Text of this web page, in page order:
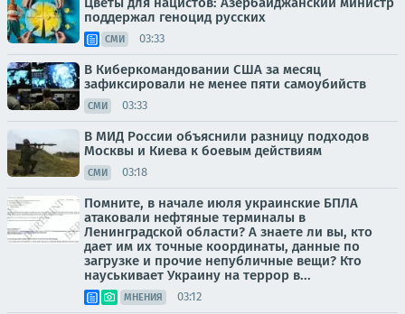
поддержал геноцид русских
СМИ 03:33
В Киберкомандовании США за месяц
зафиксировали не менее пяти самоубийств
СМИ 03:33
В МИД России объяснили разницу подходов
Москвы и Киева к боевым действиям
СМИ 03:18
Помните, в начале июля украинские БПЛА
атаковали нефтяные терминалы в
Ленинградской области? А знаете ли вы, кто
дает им их точные координаты, данные по
загрузке и прочие непубличные вещи? Кто
науськивает Украину на террор в...
МНЕНИЯ 03:12